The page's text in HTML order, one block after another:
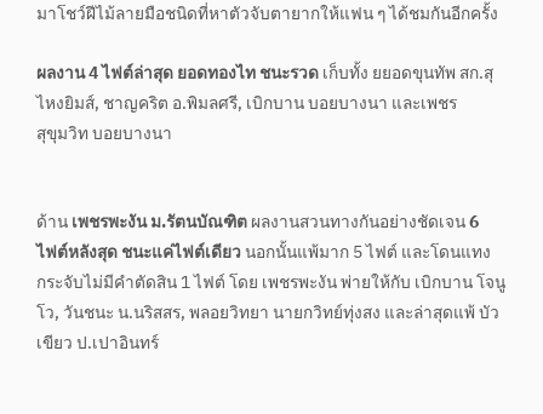
มาโชว์ฝีไม้ลายมือชนิดที่หาตัวจับตายากให้แฟน ๆ ได้ชมกันอีกครั้ง
ผลงาน 4 ไฟต์ล่าสุด ยอดทองไท ชนะรวดเก็บทั้ง ยยอดขุนทัพ สก.สุ
ไหงยิมส์, ชาญคริต อ.พิมลศรี, เบิกบาน บอยบางนา และเพชร
สุขุมวิท บอยบางนา
ด้านเพชรพะงัน ม.รัตนบัณฑิตผลงานสวนทางกันอย่างชัดเจน6
ไฟต์หลังสุด ชนะแค่ไฟต์เดียวนอกนั้นแพ้มาก 5 ไฟต์ และโดนแทง
กระจับไม่มีคำตัดสิน 1 ไฟต์ โดย เพชรพะงัน พ่ายให้กับ เบิกบาน โจนู
โว, วันชนะ น.นริสสร, พลอยวิทยา นายกวิทย์ทุ่งสง และล่าสุดแพ้ บัว
เขียว ป.เปาอินทร์